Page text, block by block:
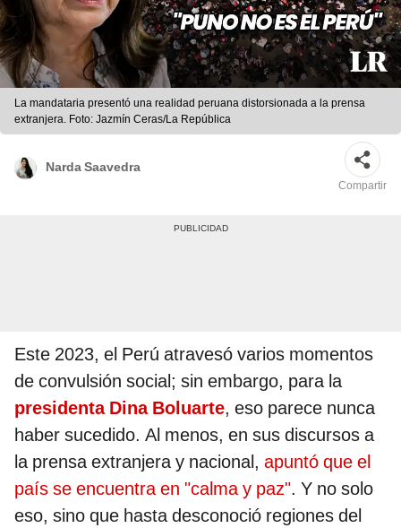
La mandataria presentó una realidad peruana distorsionada a la prensa
extranjera. Foto: Jazmín Ceras/La República
Narda Saavedra
Compartir
Este 2023, el Perú atravesó varios momentos
de convulsión social; sin embargo, para la
presidenta Dina Boluarte, eso parece nunca
haber sucedido. Al menos, en sus discursos a
la prensa extranjera y nacional, apuntó que el
país se encuentra en "calma y paz". Y no solo
eso, sino que hasta desconoció regiones del